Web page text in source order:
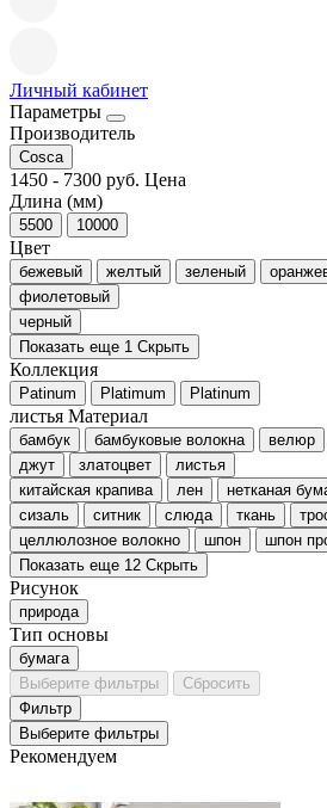
Личный кабинет
Параметры
Производитель
Cosca
1450 - 7300 руб. Цена
Длина (мм)
5500 10000
Цвет
бежевый желтый зеленый
фиолетовый
черный
Показать еще 1 Скрыть
Коллекция
Patinum Platimum Platinum
листья Материал
бамбук бамбуковые волокна велюр
джут
златоцвет
листья
китайская крапива
лен нетканая
сизаль
ситник слюда ткань
целлюлозное волокно
шпон
шпон
Показать еще 12 Скрыть
Рисунок
природа
Тип основы
бумага
Выберите фильтры
Сбросить
Фильтр
Выберите фильтры
Рекомендуем